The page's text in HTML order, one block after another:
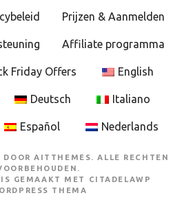
Prijzen & Aanmelden
Affiliate programma
Friday Offers English
Deutsch Italiano
Español Nederlands
AITTHEMES. ALLE RECHTEN
GEMAAKT MET
CITADELAWP
THEMA